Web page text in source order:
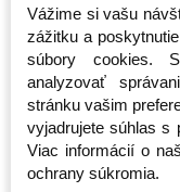
Vale
Tričko - Octagon
- Červené
Skladom
Vážime si vašu
zážitku a
súbory cookies.
analyzovať
stránku vašim
vyjadrujete súhlas s
Viac informácií o
ochrany súkromia.